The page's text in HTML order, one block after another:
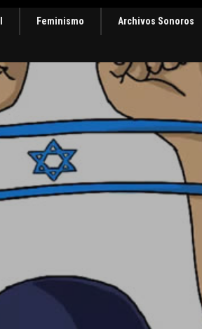
Feminismo Archivos Sonoros